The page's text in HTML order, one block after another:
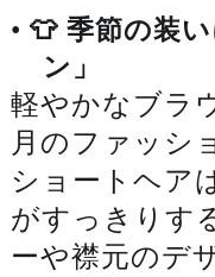
• 👕 季節の装
ン」
軽やかなブラ
月のファッシ
ショートヘア
がすっきりす
ーや襟元のデ